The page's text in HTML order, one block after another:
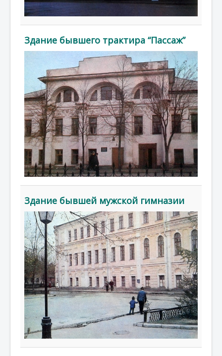
Здание бывшего трактира “Пассаж”
Здание бывшей мужской гимназии